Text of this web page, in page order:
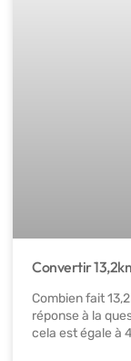
Convertir
Combien fait
réponse à la
cela est égale à